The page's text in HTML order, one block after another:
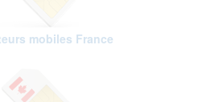
mobiles France